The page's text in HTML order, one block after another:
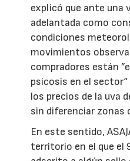
explicó que ante una
adelantada como
condiciones
movimientos
compradores están
psicosis en el
los precios de la uva
sin diferenciar zonas
En este sentido,
territorio en el que el